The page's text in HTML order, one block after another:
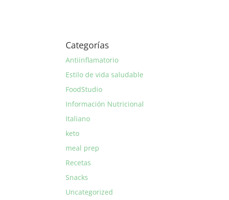
Categorías
Antiinflamatorio
Estilo de vida saludable
FoodStudio
Información Nutricional
Italiano
keto
meal prep
Recetas
Snacks
Uncategorized